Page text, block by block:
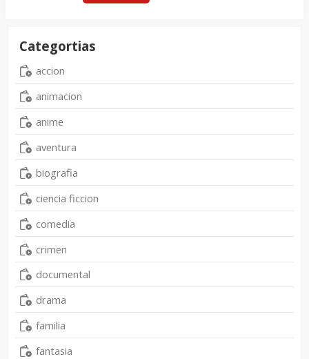
Categortias
accion
animacion
anime
aventura
biografia
ciencia ficcion
comedia
crimen
documental
drama
familia
fantasia